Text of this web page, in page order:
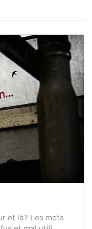
et là? Les mots